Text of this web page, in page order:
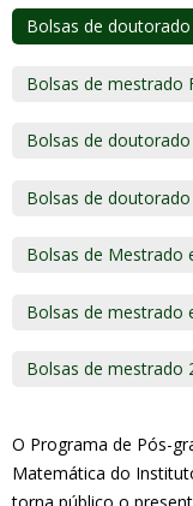
Bolsas de
Bolsas de mestrado
Bolsas de
Bolsas de
Bolsas de Mestrado
Bolsas de mestrado
Bolsas de mestrado
O Programa de Pós-
Matemática do
torna público o